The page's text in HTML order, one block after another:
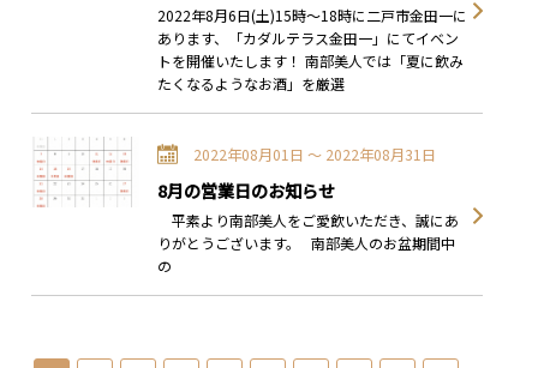
2022年8月6日(土)15時～18時に二戸市金田一に
あります、「カダルテラス金田一」にてイベン
トを開催いたします！ 南部美人では「夏に飲み
たくなるようなお酒」を厳選
2022年08月01日 〜 2022年08月31日
8月の営業日のお知らせ
平素より南部美人をご愛飲いただき、誠にあ
りがとうございます。 南部美人のお盆期間中
の